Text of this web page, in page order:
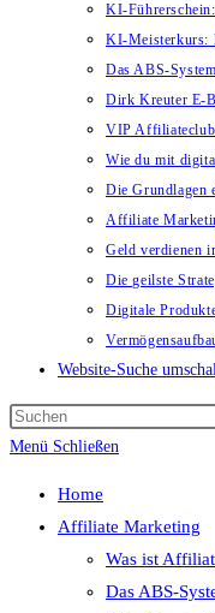
KI-
KI-Meisterkurs:
Das ABS-System
Dirk Kreuter E-
VIP
Wie du mit
Die Grundlagen
Affiliate
Geld verdienen
Die geilste
Digitale
Website-Suche
Menü Schließen
Home
Affiliate Marketing
Was ist
Das ABS-